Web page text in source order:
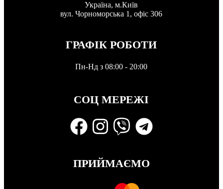
Україна, м.Київ
вул. Чорноморська 1, офіс 306
ГРАФІК РОБОТИ
Пн-Нд з 08:00 - 20:00
СОЦ МЕРЕЖІ
ПРИЙМАЄМО